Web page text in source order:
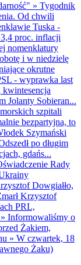
» Tygodnik
Od chwili
Tuska -
proc. inflacji
nomenklatury
i w niedzielę
okrutne
- wyprawka last
Jolanty Sobieran...
szpitali
bezpartyjna, to
Szymański
po długim
gdańs...
Rady
Dowgiałło,
Krzysztof
PRL,
» Informowaliśmy o
Żakiem,
» W czwartek, 18
Żaku)